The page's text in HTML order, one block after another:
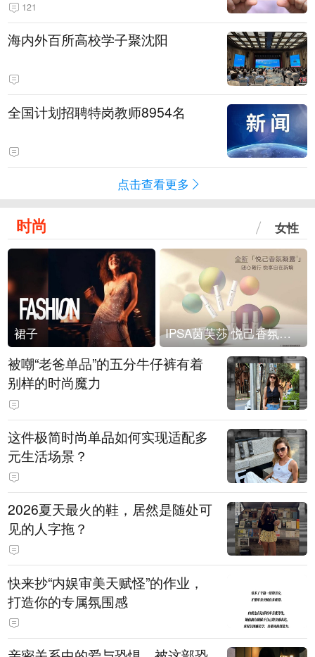
121
海内外百所高校学子聚沈阳
全国计划招聘特岗教师8954名
点击查看更多
时尚 女性
裙子 IPSA茵芙莎 悦己香氛凝露上市
被嘲“老爸单品”的五分牛仔裤有着
别样的时尚魔力
这件极简时尚单品如何实现适配多
元生活场景？
2026夏天最火的鞋，居然是随处可
见的人字拖？
快来抄“内娱审美天赋怪”的作业，
打造你的专属氛围感